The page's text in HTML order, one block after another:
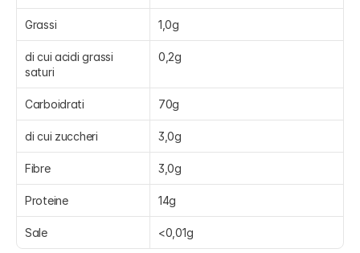
Grassi 1,0g
di cui acidi grassi
saturi
0,2g
Carboidrati 70g
di cui zuccheri 3,0g
Fibre 3,0g
Proteine 14g
Sale <0,01g